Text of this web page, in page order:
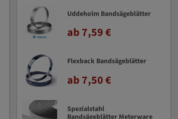
Uddeholm Bandsägeblätter
ab 7,59 €
Flexback Bandsägeblätter
ab 7,50 €
Spezialstahl
Bandsägeblätter Meterware